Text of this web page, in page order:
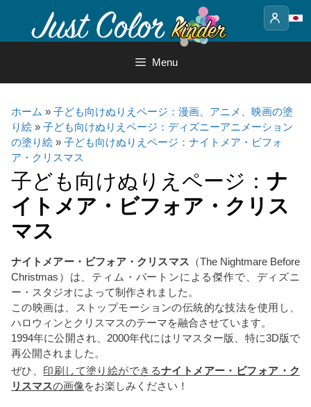
content
Menu
ホーム » 子ども向けぬりえページ：漫画、アニメ、映画の塗
り絵 » 子ども向けぬりえページ：ディズニーアニメーション
の塗り絵 » 子ども向けぬりえページ：ナイトメア・ビフォ
ア・クリスマス
子ども向けぬりえページ： ナ
イトメア・ビフォア・クリス
マス
ナイトメアー・ビフォア・クリスマス （The Nightmare Before
Christmas）は、ティム・バートンによる傑作で、ディズニ
ー・スタジオによって制作されました。
この映画は、ストップモーションの伝統的な技法を使用し、
ハロウィンとクリスマスのテーマを融合させています。
1994年に公開され、2000年代にはリマスター版、特に3D版で
再公開されました。
ぜひ、 印刷して塗り絵ができるナイトメアー・ビフォア・ク
リスマスの画像をお楽しみください！